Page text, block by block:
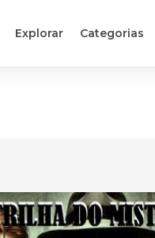
Explorar Categorias